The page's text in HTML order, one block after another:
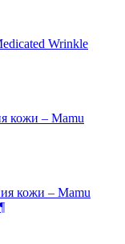
Wrinkle
кожи – Mamu
кожи – Mamu